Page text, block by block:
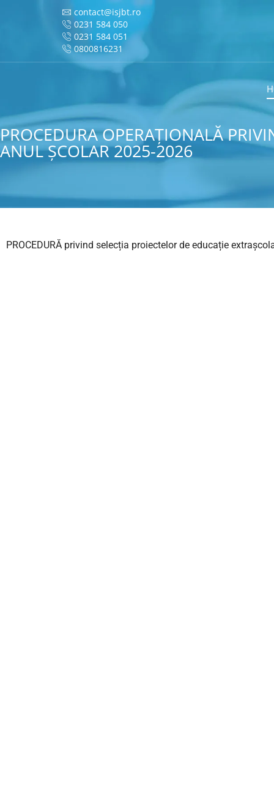
contact@isjbt.ro
0231 584 050
0231 584 051
0800816231
PROCEDURA OPERAȚIONALĂ
ANUL ȘCOLAR 2025-2026
PROCEDURĂ privind selecția proiectelor de educație